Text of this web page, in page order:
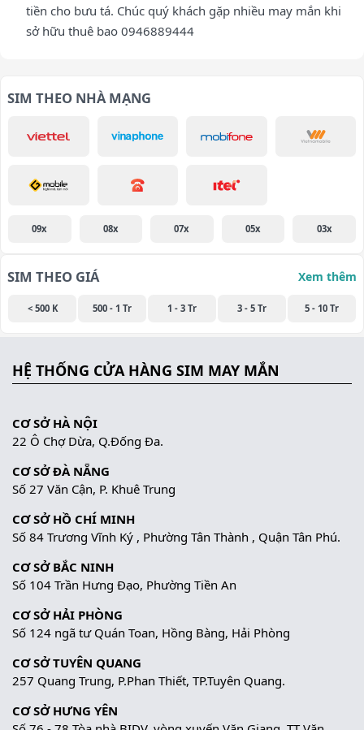
tiền cho bưu tá. Chúc quý khách gặp nhiều may mắn khi
sở hữu thuê bao 0946889444
SIM THEO NHÀ MẠNG
09x 08x 07x 05x 03x
SIM THEO GIÁ Xem thêm
< 500 K 500 - 1 Tr 1 - 3 Tr 3 - 5 Tr 5 - 10 Tr
HỆ THỐNG CỬA HÀNG SIM MAY MẮN
CƠ SỞ HÀ NỘI
22 Ô Chợ Dừa, Q.Đống Đa.
CƠ SỞ ĐÀ NẴNG
Số 27 Văn Cận, P. Khuê Trung
CƠ SỞ HỒ CHÍ MINH
Số 84 Trương Vĩnh Ký , Phường Tân Thành , Quận Tân Phú.
CƠ SỞ BẮC NINH
Số 104 Trần Hưng Đạo, Phường Tiền An
CƠ SỞ HẢI PHÒNG
Số 124 ngã tư Quán Toan, Hồng Bàng, Hải Phòng
CƠ SỞ TUYÊN QUANG
257 Quang Trung, P.Phan Thiết, TP.Tuyên Quang.
CƠ SỞ HƯNG YÊN